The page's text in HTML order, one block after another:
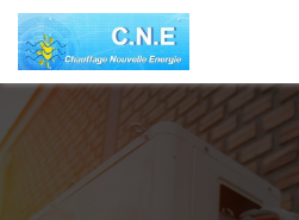
Panneau de gestion des cookies